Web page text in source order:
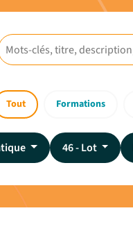
Tout Formations
46 - Lot